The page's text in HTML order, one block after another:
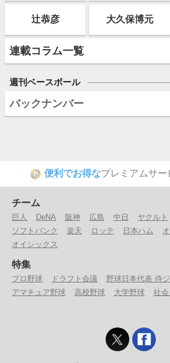
辻恭彦 大久保博元
連載コラム一覧
週刊ベースボール
バックナンバー
P 便利でお得なプレミアムサー
チーム
巨人 DeNA 阪神 広島 中日 ヤクルト
ソフトバンク
楽天 ロッテ 日本ハム
オイシックス
特集
プロ野球 ドラフト会議
野球日本代表 侍
アマチュア野球
高校野球 大学野球 社